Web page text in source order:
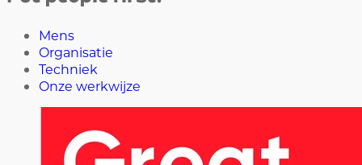
Mens
Organisatie
Techniek
Onze werkwijze